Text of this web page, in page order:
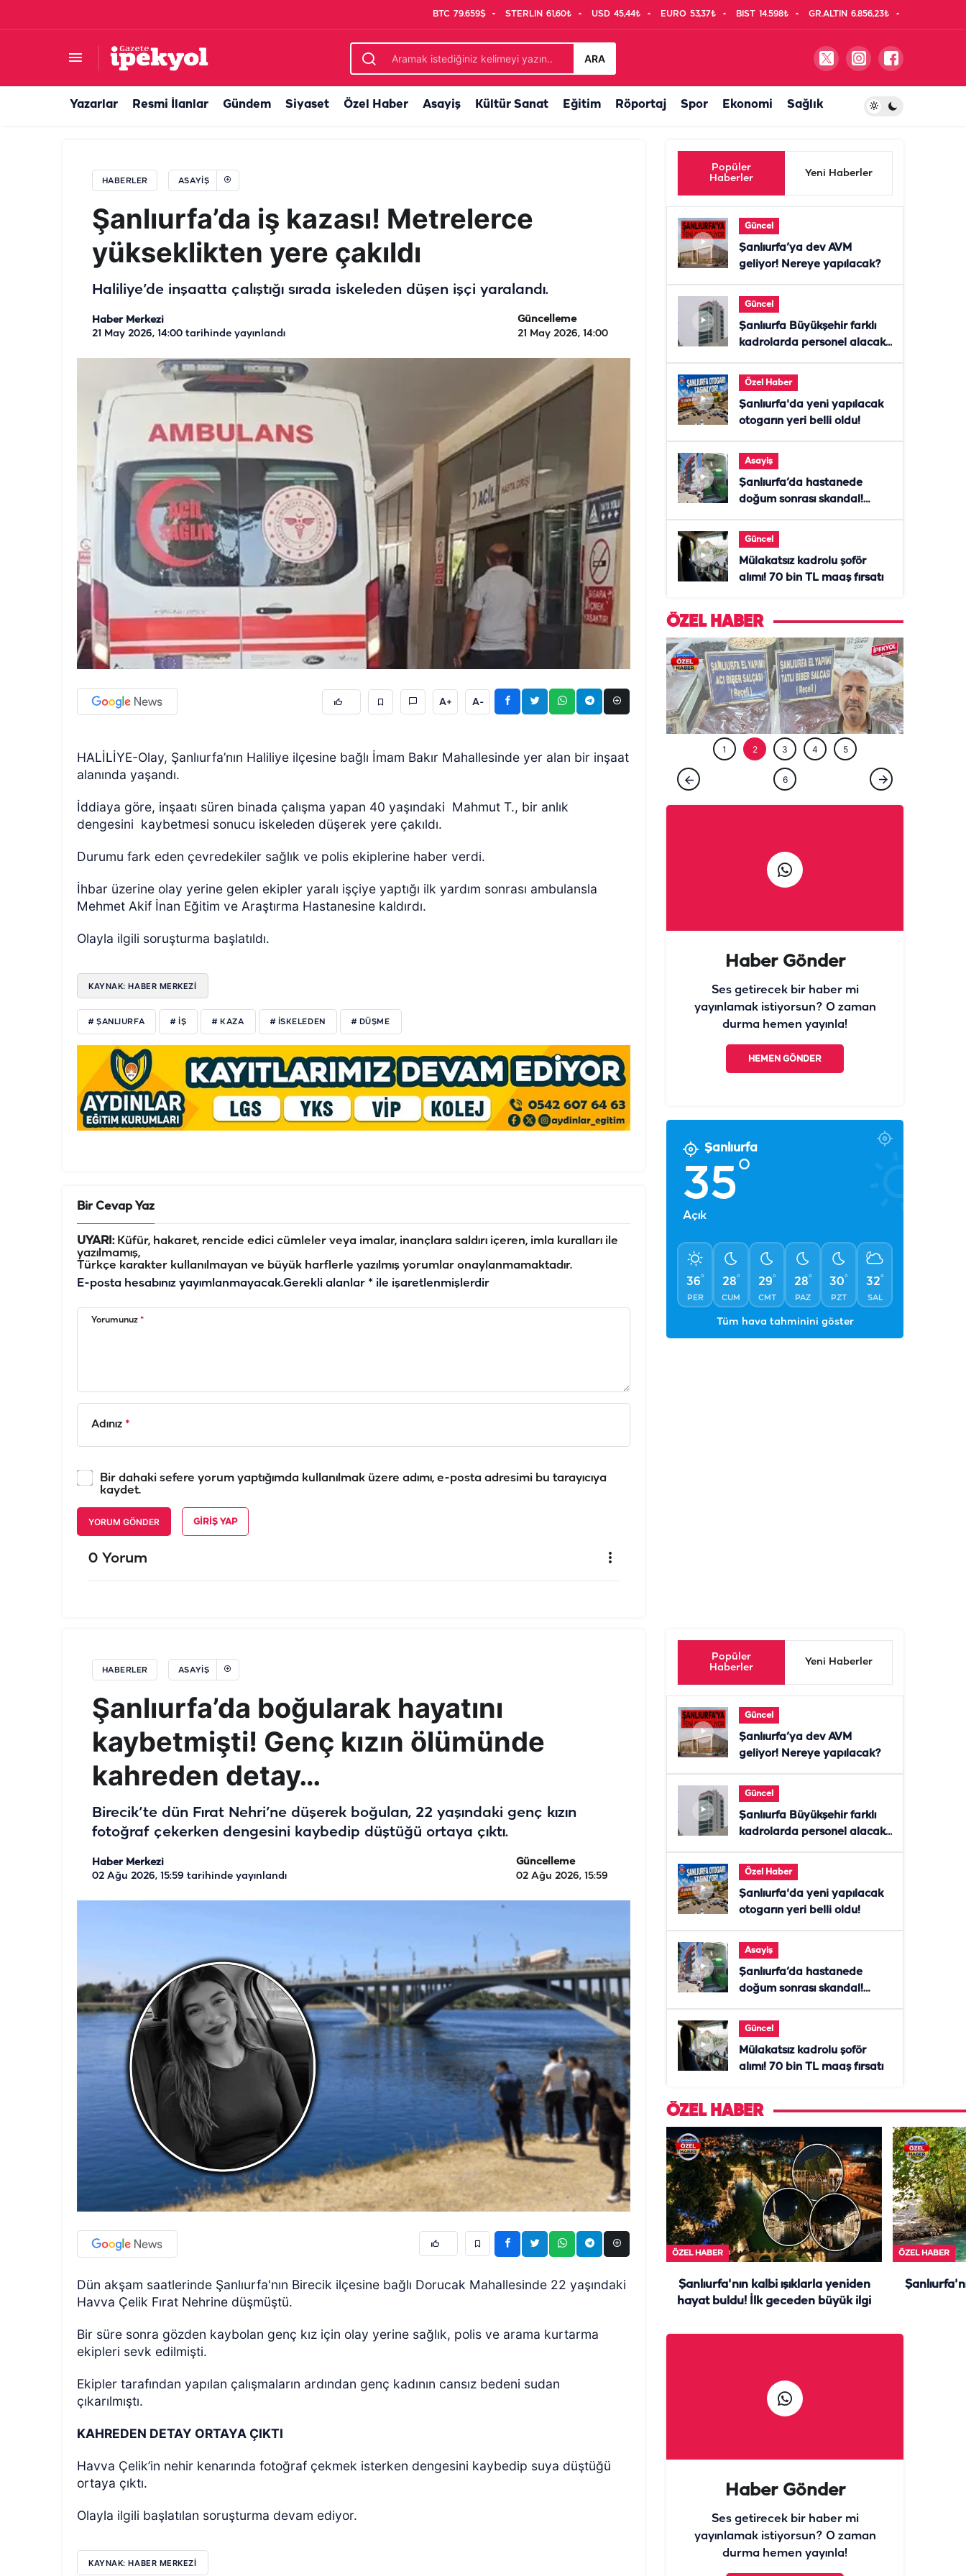
BTC 79.659$ STERLIN 61,60₺ USD 45,44₺ EURO 53,37₺ BIST 14.598₺ GR.ALTIN 6.856,23₺
ARA
Yazarlar Resmi İlanlar Gündem Siyaset Özel Haber Asayiş Kültür Sanat Eğitim Röportaj Spor Ekonomi Sağlık
HABERLER ASAYIŞ
Şanlıurfa’da iş kazası! Metrelerce
yükseklikten yere çakıldı
Haliliye’de inşaatta çalıştığı sırada iskeleden düşen işçi yaralandı.
Haber Merkezi
21 May 2026, 14:00 tarihinde yayınlandı
Güncelleme
21 May 2026, 14:00
A+ A-
HALİLİYE-Olay, Şanlıurfa’nın Haliliye ilçesine bağlı İmam Bakır Mahallesinde yer alan bir inşaat
alanında yaşandı.
İddiaya göre, inşaatı süren binada çalışma yapan 40 yaşındaki Mahmut T., bir anlık
dengesini kaybetmesi sonucu iskeleden düşerek yere çakıldı.
Durumu fark eden çevredekiler sağlık ve polis ekiplerine haber verdi.
İhbar üzerine olay yerine gelen ekipler yaralı işçiye yaptığı ilk yardım sonrası ambulansla
Mehmet Akif İnan Eğitim ve Araştırma Hastanesine kaldırdı.
Olayla ilgili soruşturma başlatıldı.
KAYNAK: HABER MERKEZİ
# ŞANLIURFA # İŞ # KAZA # İSKELEDEN # DÜŞME
Bir Cevap Yaz
UYARI:Küfür, hakaret, rencide edici cümleler veya imalar, inançlara saldırı içeren, imla kuralları ile
yazılmamış,
Türkçe karakter kullanılmayan ve büyük harflerle yazılmış yorumlar onaylanmamaktadır.
E-posta hesabınız yayımlanmayacak.Gerekli alanlar * ile işaretlenmişlerdir
Yorumunuz *
Adınız *
Bir dahaki sefere yorum yaptığımda kullanılmak üzere adımı, e-posta adresimi bu tarayıcıya
kaydet.
YORUM GÖNDER GIRIŞ YAP
0 Yorum
Popüler
Haberler
Yeni Haberler
Güncel
Şanlıurfa’ya dev AVM
geliyor! Nereye yapılacak?
Güncel
Şanlıurfa Büyükşehir farklı
kadrolarda personel alacak!
Özel Haber
Şanlıurfa'da yeni yapılacak
otogarın yeri belli oldu!
Asayiş
Şanlıurfa’da hastanede
doğum sonrası skandal!
Güncel
Mülakatsız kadrolu şoför
alımı! 70 bin TL maaş fırsatı
ÖZEL HABER
ÖZEL HABER
Gurbetçi talebi Urfa esnafına sezonu
1 2 3 4 5
6
Haber Gönder
Ses getirecek bir haber mi
yayınlamak istiyorsun? O zaman
durma hemen yayınla!
HEMEN GÖNDER
Şanlıurfa
35°
Açık
36°
PER
28°
CUM
29°
CMT
28°
PAZ
30°
PZT
32°
SAL
Tüm hava tahminini göster
HABERLER ASAYIŞ
Şanlıurfa’da boğularak hayatını
kaybetmişti! Genç kızın ölümünde
kahreden detay…
Birecik’te dün Fırat Nehri’ne düşerek boğulan, 22 yaşındaki genç kızın
fotoğraf çekerken dengesini kaybedip düştüğü ortaya çıktı.
Haber Merkezi
02 Ağu 2026, 15:59 tarihinde yayınlandı
Güncelleme
02 Ağu 2026, 15:59
Dün akşam saatlerinde Şanlıurfa'nın Birecik ilçesine bağlı Dorucak Mahallesinde 22 yaşındaki
Havva Çelik Fırat Nehrine düşmüştü.
Bir süre sonra gözden kaybolan genç kız için olay yerine sağlık, polis ve arama kurtarma
ekipleri sevk edilmişti.
Ekipler tarafından yapılan çalışmaların ardından genç kadının cansız bedeni sudan
çıkarılmıştı.
KAHREDEN DETAY ORTAYA ÇIKTI
Havva Çelik’in nehir kenarında fotoğraf çekmek isterken dengesini kaybedip suya düştüğü
ortaya çıktı.
Olayla ilgili başlatılan soruşturma devam ediyor.
KAYNAK: HABER MERKEZİ
Şanlıurfa’da boğularak hayatını kaybetmişti! Genç kızın ölümünde kahreden detay…
Popüler
Haberler
Yeni Haberler
Güncel
Şanlıurfa’ya dev AVM
geliyor! Nereye yapılacak?
Güncel
Şanlıurfa Büyükşehir farklı
kadrolarda personel alacak!
Özel Haber
Şanlıurfa'da yeni yapılacak
otogarın yeri belli oldu!
Asayiş
Şanlıurfa’da hastanede
doğum sonrası skandal!
Güncel
Mülakatsız kadrolu şoför
alımı! 70 bin TL maaş fırsatı
ÖZEL HABER
ÖZEL HABER
Şanlıurfa'nın kalbi ışıklarla yeniden
hayat buldu! İlk geceden büyük ilgi
ÖZEL HABER
Haber Gönder
Ses getirecek bir haber mi
yayınlamak istiyorsun? O zaman
durma hemen yayınla!